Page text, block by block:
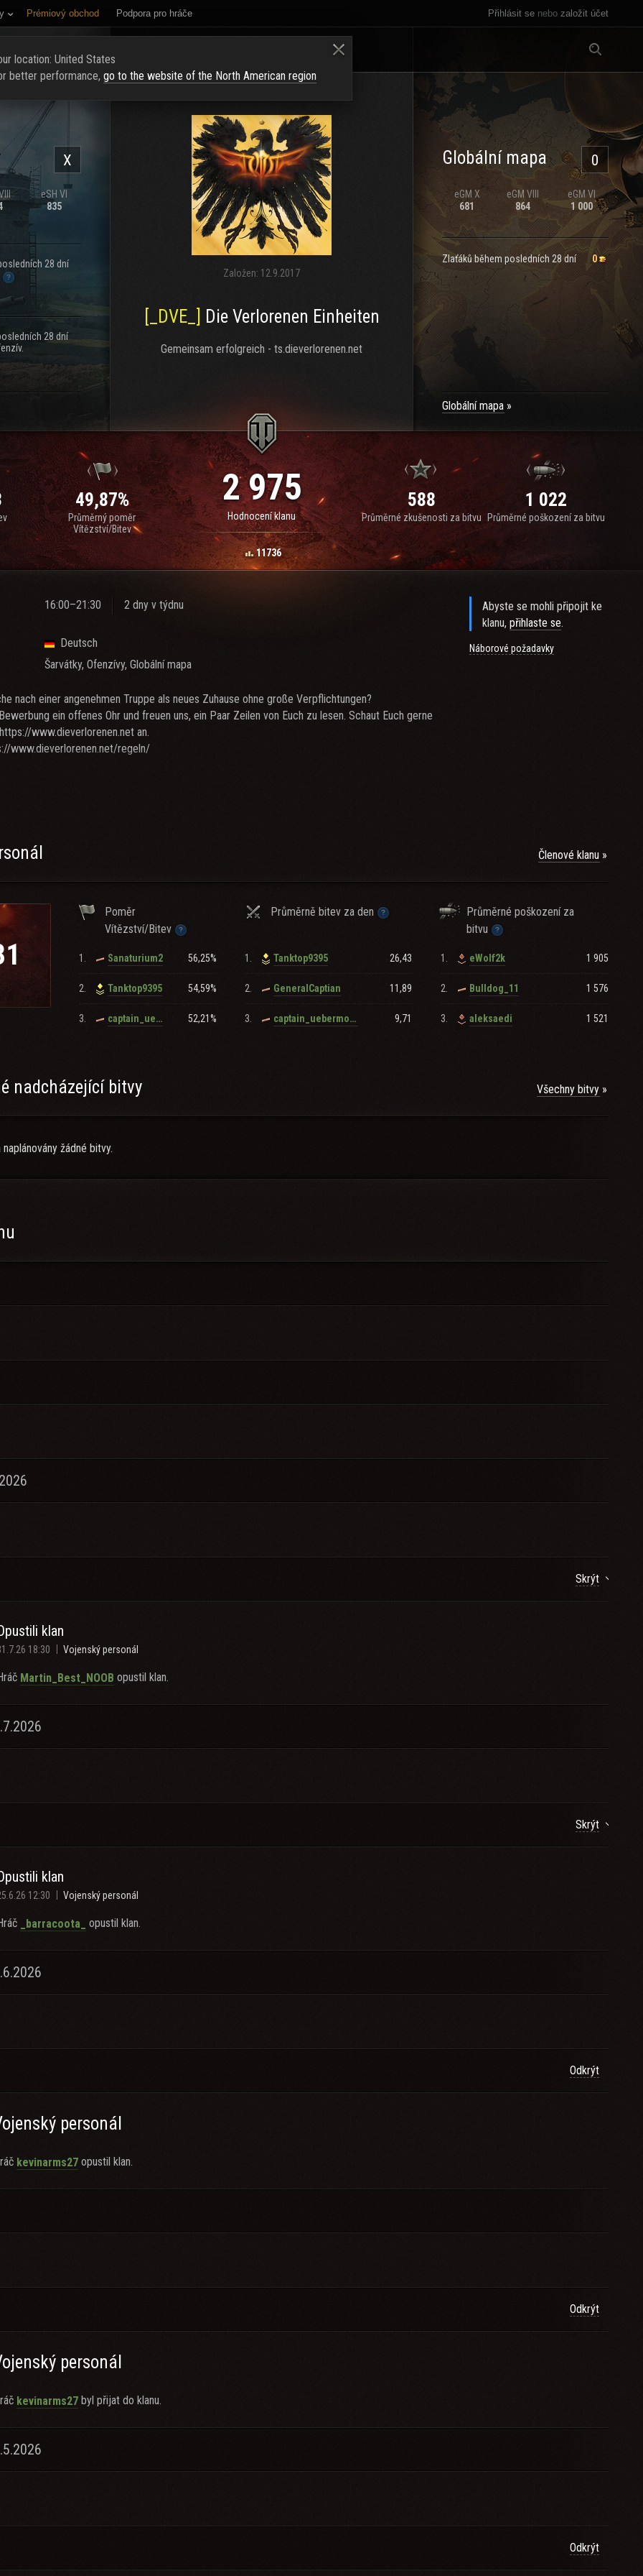
Přihlásit se nebo založit účet
Prémiový obchod Podpora pro hráče
NAVERBOVAT NOVÉ ČLENY
X
eSH VI
835
28 dní
28 dní
Založen: 12.9.2017
[_DVE_] Die Verlorenen Einheiten
Gemeinsam erfolgreich - ts.dieverlorenen.net
0
Globální mapa
eGM X
681
eGM VIII
864
eGM VI
1 000
Zlaťáků během posledních 28 dní 0
Globální mapa
49,87%
Průměrný poměr
Vítězství/Bitev
2 975
Hodnocení klanu
11736
588
Průměrné zkušenosti za bitvu
1 022
Průměrné poškození za bitvu
16:00–21:30 2 dny v týdnu
Deutsch
Šarvátky, Ofenzívy, Globální mapa
nach einer angenehmen Truppe als neues Zuhause ohne große Verpflichtungen?
ein offenes Ohr und freuen uns, ein Paar Zeilen von Euch zu lesen. Schaut Euch gerne
www.dieverlorenen.net an.
www.dieverlorenen.net/regeln/
engagierten Offizieren und Panzerfahrern
!!!
mit Inhalten wie Erfahrungsberichte zu einzelnen Panzer, Verlinkungen zu nützlichen
etc. und Rangsystem.
- für alle... nein Spaß! Wir machen einfach überall mit ohne Stress und Verpflichtungen.
ca. 1200 (Ausnahmen möglich)
Abyste se mohli připojit ke
klanu,přihlaste se.
Náborové požadavky
Členové klanu
Poměr
Vítězství/Bitev
Průměrně bitev za den
Průměrné poškození za
bitvu
1. Sanaturium2 56,25%
2. Tanktop9395 54,59%
3. captain_uebermorgen 52,21%
1. Tanktop9395 26,43
2. GeneralCaptian 11,89
3. captain_uebermorgen 9,71
1. eWolf2k 1 905
2. Bulldog_11 1 576
3. aleksaedi 1 521
nadcházející bitvy Všechny bitvy
žádné bitvy.
Skrýt
klan
18:30 Vojenský personál
Martin_Best_NOOB opustil klan.
Skrýt
klan
12:30 Vojenský personál
_barracoota_ opustil klan.
Odkrýt
personál
kevinarms27 opustil klan.
Odkrýt
personál
kevinarms27 byl přijat do klanu.
Odkrýt
location: United States
better performance, go to the website of the North American region